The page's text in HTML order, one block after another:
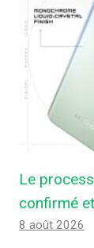
Le
confirmé
8 août 2026